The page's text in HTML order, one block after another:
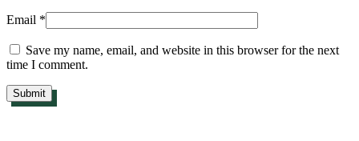
Email *
Save my name, email, and website in this browser for the next
time I comment.